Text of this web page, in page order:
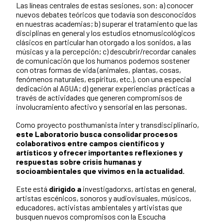
Las líneas centrales de estas sesiones, son: a) conocer
nuevos debates teóricos que todavía son desconocidos
en nuestras academias; b) superar el tratamiento que las
disciplinas en general y los estudios etnomusicológicos
clásicos en particular han otorgado a los sonidos, a las
músicas y a la percepción; c) descubrir/recordar canales
de comunicación que los humanos podemos sostener
con otras formas de vida (animales, plantas, cosas,
fenómenos naturales, espíritus, etc.), con una especial
dedicación al AGUA; d) generar experiencias prácticas a
través de actividades que generen compromisos de
involucramiento afectivo y sensorial en las personas.
Como proyecto posthumanista inter y transdisciplinario,
este Laboratorio busca consolidar procesos
colaborativos entre campos científicos y
artísticos y ofrecer importantes reflexiones y
respuestas sobre crisis humanas y
socioambientales que vivimos en la actualidad.
Este está dirigido a investigadorxs, artistas en general,
artistas escénicos, sonoros y audiovisuales, músicos,
educadores, activistas ambientales y artivistas que
busquen nuevos compromisos con la Escucha